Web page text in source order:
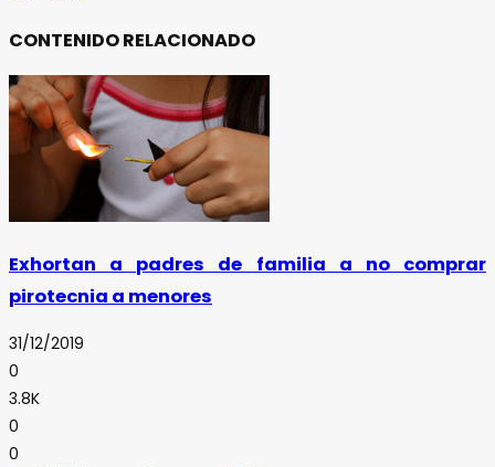
CONTENIDO RELACIONADO
Exhortan a padres de familia a no comprar
pirotecnia a menores
31/12/2019
0
3.8K
0
0